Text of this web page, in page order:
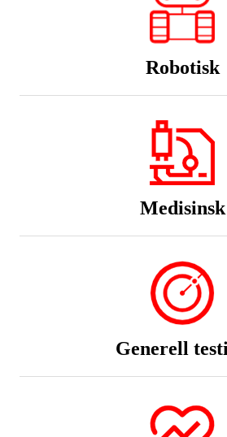
Robotisk
Medisinsk
Generell